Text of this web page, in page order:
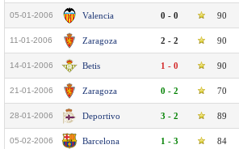
05-01-2006 Valencia 0 - 0 90
11-01-2006 Zaragoza 2 - 2 90
14-01-2006 Betis 1 - 0 90
21-01-2006 Zaragoza 0 - 2 70
28-01-2006 Deportivo 3 - 2 89
05-02-2006 Barcelona 1 - 3 84